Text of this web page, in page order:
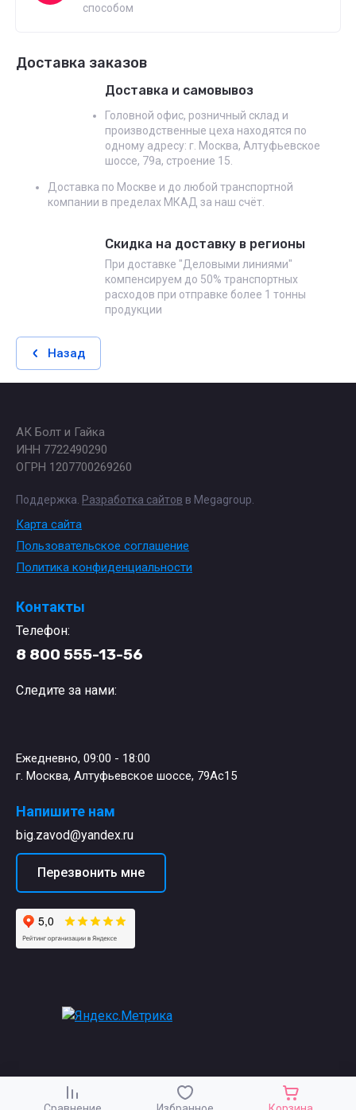
способом
Доставка заказов
Доставка и самовывоз
Головной офис, розничный склад и
производственные цеха находятся по
одному адресу: г. Москва, Алтуфьевское
шоссе, 79а, строение 15.
Доставка по Москве и до любой транспортной
компании в пределах МКАД за наш счёт.
Скидка на доставку в регионы
При доставке "Деловыми линиями"
компенсируем до 50% транспортных
расходов при отправке более 1 тонны
продукции
Назад
АК Болт и Гайка
ИНН 7722490290
ОГРН 1207700269260
Поддержка. Разработка сайтов в Megagroup.
Карта сайта
Пользовательское соглашение
Политика конфиденциальности
Контакты
Телефон:
8 800 555-13-56
Следите за нами:
Ежедневно, 09:00 - 18:00
г. Москва, Алтуфьевское шоссе, 79Ас15
Напишите нам
big.zavod@yandex.ru
Перезвонить мне